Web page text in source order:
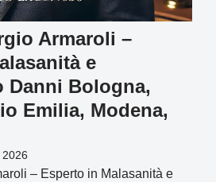
Armaroli –
e
Danni Bologna,
Emilia, Modena,
– Esperto in Malasanità e